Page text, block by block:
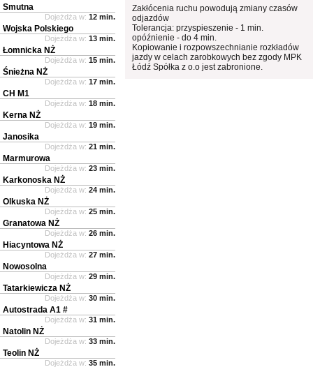
Zakłócenia ruchu powodują zmiany czasów
odjazdów
Tolerancja: przyspieszenie - 1 min.
opóźnienie - do 4 min.
Kopiowanie i rozpowszechnianie rozkładów
jazdy w celach zarobkowych bez zgody MPK
Łódź Spółka z o.o jest zabronione.
Smutna
Dojeżdża w: 12 min.
Wojska Polskiego
Dojeżdża w: 13 min.
Łomnicka NŻ
Dojeżdża w: 15 min.
Śnieżna NŻ
Dojeżdża w: 17 min.
CH M1
Dojeżdża w: 18 min.
Kerna NŻ
Dojeżdża w: 19 min.
Janosika
Dojeżdża w: 21 min.
Marmurowa
Dojeżdża w: 23 min.
Karkonoska NŻ
Dojeżdża w: 24 min.
Olkuska NŻ
Dojeżdża w: 25 min.
Granatowa NŻ
Dojeżdża w: 26 min.
Hiacyntowa NŻ
Dojeżdża w: 27 min.
Nowosolna
Dojeżdża w: 29 min.
Tatarkiewicza NŻ
Dojeżdża w: 30 min.
Autostrada A1 #
Dojeżdża w: 31 min.
Natolin NŻ
Dojeżdża w: 33 min.
Teolin NŻ
Dojeżdża w: 35 min.